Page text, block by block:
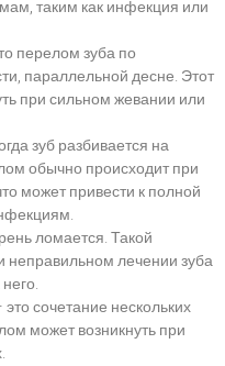
таким как инфекция или
перелом зуба по
параллельной десне. Этот
при сильном жевании или
зуб разбивается на
обычно происходит при
может привести к полной
ломается. Такой
лечении зуба
сочетание нескольких
может возникнуть при